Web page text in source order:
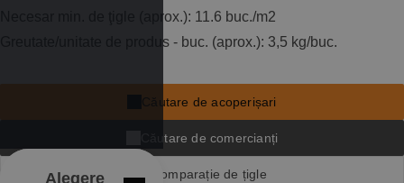
Necesar min. de ţigle (aprox.): 11.6 buc./m2
Greutate/unitate de produs - buc. (aprox.): 3,5 kg/buc.
Căutare de acoperișari
Căutare de comercianți
Comparație de țigle
Alegere